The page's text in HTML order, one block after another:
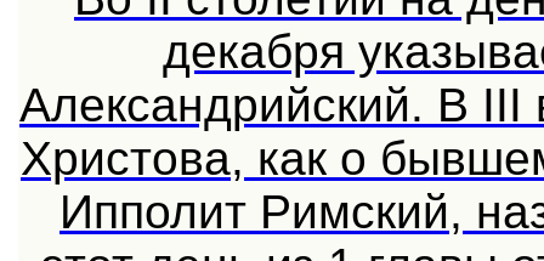
декабря
Александрийский. В III
Христова, как о
Ипполит Римский,